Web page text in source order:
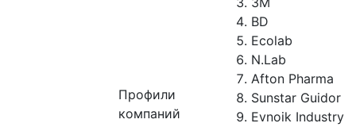
Профили
компаний
BD
Ecolab
N.Lab
Afton Pharma
Sunstar Guidor
Evnoik Industry